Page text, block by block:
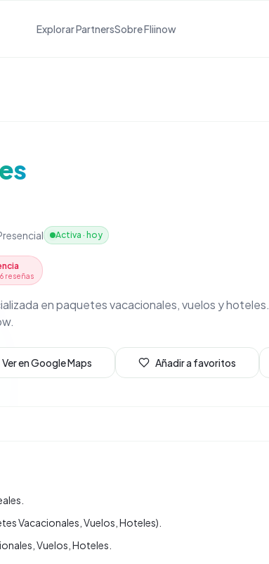
Explorar PartnersSobre Fliinow
Activa · hoy
reseñas
en paquetes vacacionales, vuelos y hoteles.
Ver en Google Maps Añadir a favoritos
Vacacionales, Vuelos, Hoteles).
Vuelos, Hoteles.